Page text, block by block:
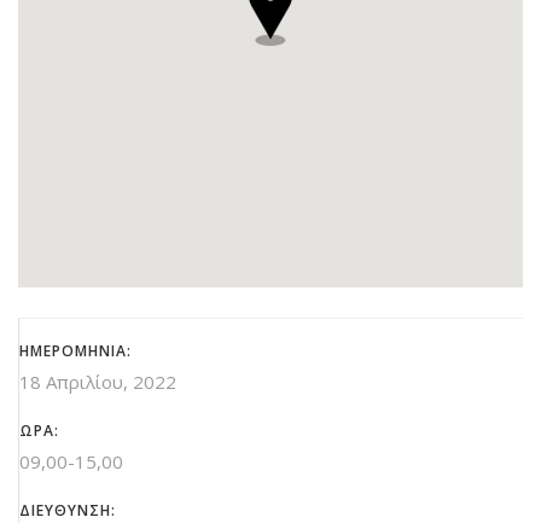
ΗΜΕΡΟΜΗΝΙΑ:
18 Απριλίου, 2022
ΩΡΑ:
09,00-15,00
ΔΙΕΥΘΥΝΣΗ: